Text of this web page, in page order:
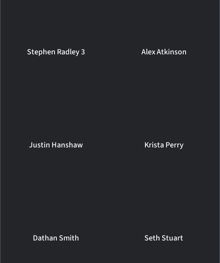
Stephen Radley 3 Alex Atkinson
Justin Hanshaw Krista Perry
Dathan Smith Seth Stuart